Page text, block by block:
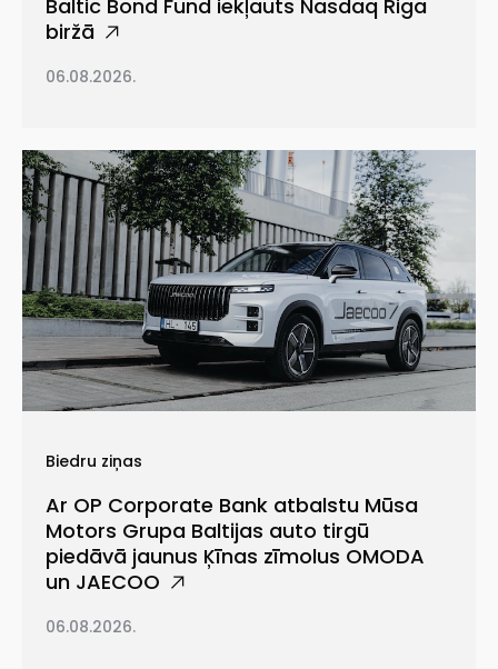
Baltic Bond Fund iekļauts Nasdaq Riga
biržā
06.08.2026.
Biedru ziņas
Ar OP Corporate Bank atbalstu Mūsa
Motors Grupa Baltijas auto tirgū
piedāvā jaunus Ķīnas zīmolus OMODA
un JAECOO
06.08.2026.